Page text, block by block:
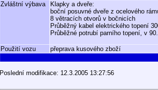
Zvláštní výbava
Klapky a dveře:
boční posuvné dveře z ocelového
8 větracích otvorů v bočnicích
Průběžný kabel elektrického topení
Průběžné potrubí parního topení, v
Použití vozu přeprava kusového zboží
Poslední modifikace: 12.3.2005 13:27:56